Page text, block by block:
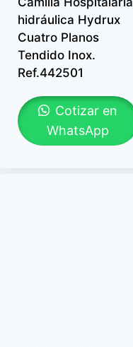
hidráulica Hydrux
Cuatro Planos
Tendido Inox.
Ref.442501
Cotizar en
WhatsApp